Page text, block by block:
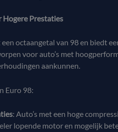
Hogere Prestaties
octaangetal van 98 en biedt
voor auto’s met
aankunnen.
Euro 98:
: Auto’s met een hoge
lopende motor en mogelijk